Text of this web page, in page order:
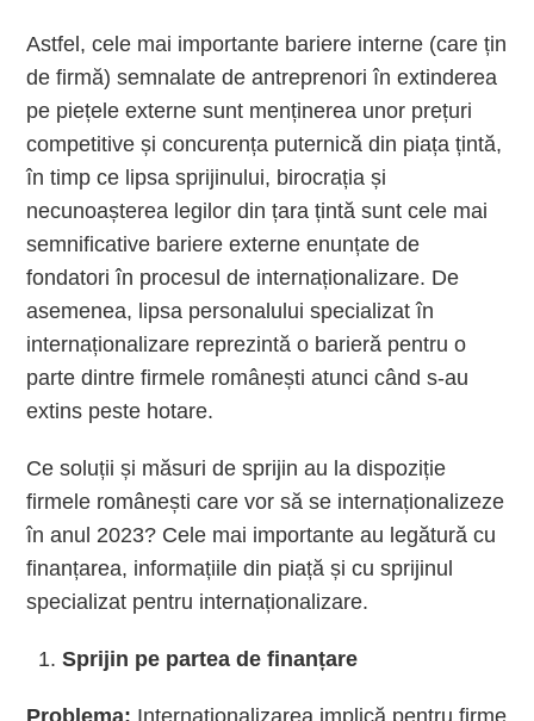
Astfel, cele mai importante bariere interne (care țin
de firmă) semnalate de antreprenori în extinderea
pe piețele externe sunt menținerea unor prețuri
competitive și concurența puternică din piața țintă,
în timp ce lipsa sprijinului, birocrația și
necunoașterea legilor din țara țintă sunt cele mai
semnificative bariere externe enunțate de
fondatori în procesul de internaționalizare. De
asemenea, lipsa personalului specializat în
internaționalizare reprezintă o barieră pentru o
parte dintre firmele românești atunci când s-au
extins peste hotare.
Ce soluții și măsuri de sprijin au la dispoziție
firmele românești care vor să se internaționalizeze
în anul 2023? Cele mai importante au legătură cu
finanțarea, informațiile din piață și cu sprijinul
specializat pentru internaționalizare.
Sprijin pe partea de finanțare
Problema: Internaţionalizarea implică pentru firme